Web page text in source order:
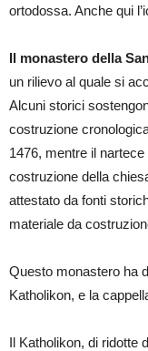
ortodossa. Anche qui
Il monastero della
un rilievo al quale si
Alcuni storici
costruzione
1476, mentre il
costruzione della
attestato da fonti
materiale da
Questo monastero ha
Katholikon, e la
Il Katholikon, di ridotte